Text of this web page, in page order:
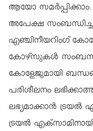
ആയോ
അപേക്ഷ
എഞ്ചിനീയറിംഗ്
കോഴ്സുകൾ
കോളേജുമായി
പരിശീലനം
ലഭ്യമാക്കാൻ ട്രയൽ
ട്രയൽ എക്‌സാമിനായി